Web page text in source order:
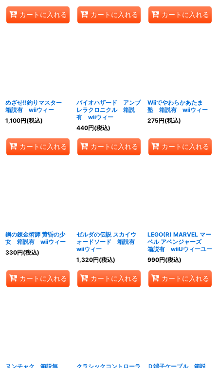
カートに入れる カートに入れる カートに入れる
めざせ!!釣りマスター
箱説有 wiiウィー
1,100円(税込)
カートに入れる
バイオハザード アンブ
レラクロニクル 箱説
有 wiiウィー
440円(税込)
カートに入れる
Wiiでやわらかあたま
塾 箱説有 wiiウィー
275円(税込)
カートに入れる
鋼の錬金術師 黄昏の少
女 箱説有 wiiウィー
330円(税込)
カートに入れる
ゼルダの伝説 スカイウ
ォードソード 箱説有
wiiウィー
1,320円(税込)
カートに入れる
LEGO(R) MARVEL マー
ベル アベンジャーズ
箱説有 wiiUウィーユー
990円(税込)
カートに入れる
ヌンチャク 箱説無 クラシックコントローラ Ｄ端子ケーブル 箱説